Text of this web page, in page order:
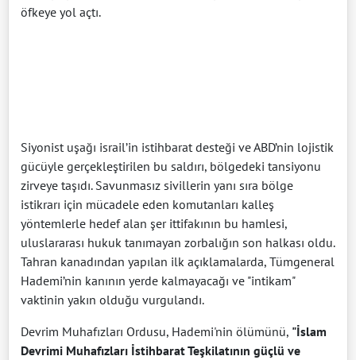
öfkeye yol açtı.
Siyonist uşağı israil’in istihbarat desteği ve ABD’nin lojistik
gücüyle gerçekleştirilen bu saldırı, bölgedeki tansiyonu
zirveye taşıdı. Savunmasız sivillerin yanı sıra bölge
istikrarı için mücadele eden komutanları kalleş
yöntemlerle hedef alan şer ittifakının bu hamlesi,
uluslararası hukuk tanımayan zorbalığın son halkası oldu.
Tahran kanadından yapılan ilk açıklamalarda, Tümgeneral
Hademi’nin kanının yerde kalmayacağı ve "intikam"
vaktinin yakın olduğu vurgulandı.
Devrim Muhafızları Ordusu, Hademi'nin ölümünü, "İslam
Devrimi Muhafızları İstihbarat Teşkilatının güçlü ve